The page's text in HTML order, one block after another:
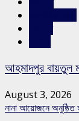
আহমাদপুর বায়তুল
August 3, 2026
নানা আয়োজনে